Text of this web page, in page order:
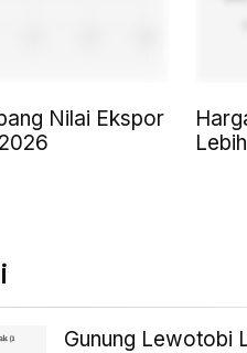
Nilai Ekspor
Gunung Lewotobi